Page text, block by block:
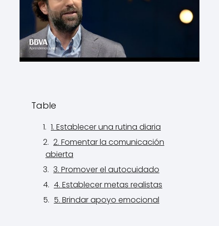
Table
1. Establecer una rutina diaria
2. Fomentar la comunicación
abierta
3. Promover el autocuidado
4. Establecer metas realistas
5. Brindar apoyo emocional